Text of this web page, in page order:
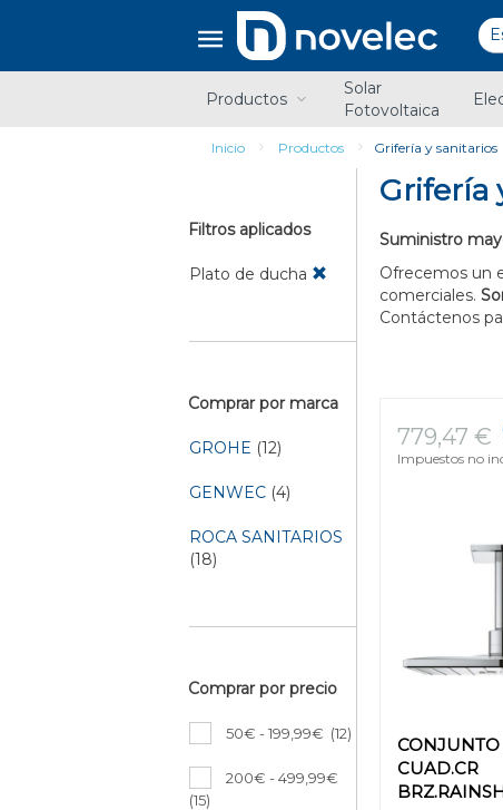
de
Productos
Solar
Fotovoltaica
Inicio Productos Grifería y sanitarios
Filtros aplicados
Plato de ducha
Comprar por marca
GROHE (12)
GENWEC (4)
ROCA SANITARIOS
(18)
Comprar por precio
50€ - 199,99€ (12)
200€ - 499,99€
(15)
Grifería
Suministro
Ofrecemos un
comerciales.
Contáctenos
CUAD.CR
779,47 €
Impuestos no